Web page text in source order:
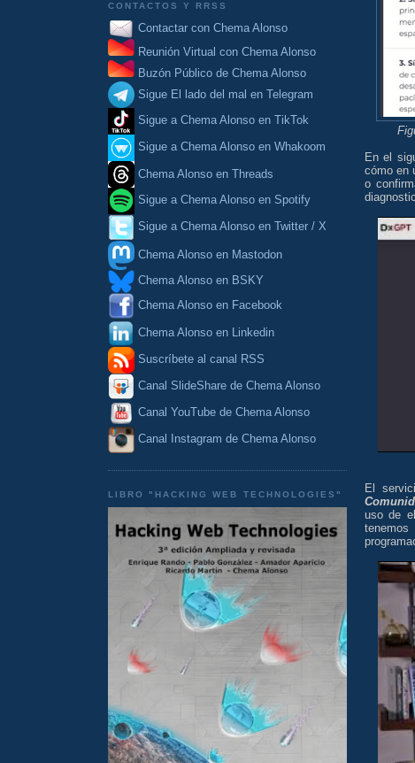
CONTACTOS Y RRSS
Contactar con Chema Alonso
Reunión Virtual con Chema Alonso
Buzón Público de Chema Alonso
Sigue El lado del mal en Telegram
Sigue a Chema Alonso en TikTok
Sigue a Chema Alonso en Whakoom
Chema Alonso en Threads
Sigue a Chema Alonso en Spotify
Sigue a Chema Alonso en Twitter / X
Chema Alonso en Mastodon
Chema Alonso en BSKY
Chema Alonso en Facebook
Chema Alonso en Linkedin
Suscríbete al canal RSS
Canal SlideShare de Chema Alonso
Canal YouTube de Chema Alonso
Canal Instagram de Chema Alonso
LIBRO "HACKING WEB TECHNOLOGIES"
En el
cómo en
o
El
uso de